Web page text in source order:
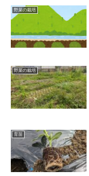
野菜の栽培
野菜の栽培
育苗